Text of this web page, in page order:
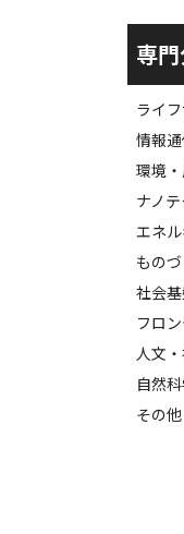
専
ライ
情報
環境
ナノ
エネ
もの
社会基
フロ
人文
自然
その他